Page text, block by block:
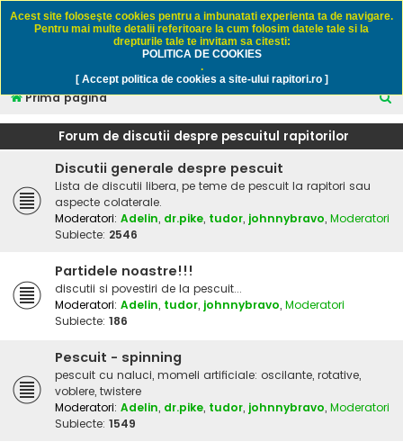
Rapitori.ro - Pescuit sportiv
Prima pagină
C
ă
Forum de discutii despre pescuitul rapitorilor
Discutii generale despre pescuit
Lista de discutii libera, pe teme de pescuit la rapitori sau
aspecte colaterale.
Moderatori: Adelin, dr.pike, tudor, johnnybravo, Moderatori
Subiecte: 2546
Partidele noastre!!!
discutii si povestiri de la pescuit...
Moderatori: Adelin, tudor, johnnybravo, Moderatori
Subiecte: 186
Pescuit - spinning
pescuit cu naluci, momeli artificiale: oscilante, rotative,
voblere, twistere
Moderatori: Adelin, dr.pike, tudor, johnnybravo, Moderatori
Subiecte: 1549
Acest site foloseşte cookies pentru a imbunatati experienta ta de navigare.
Pentru mai multe detalii referitoare la cum folosim datele tale si la
drepturile tale te invitam sa citesti:
POLITICA DE COOKIES
.
[ Accept politica de cookies a site-ului rapitori.ro ]